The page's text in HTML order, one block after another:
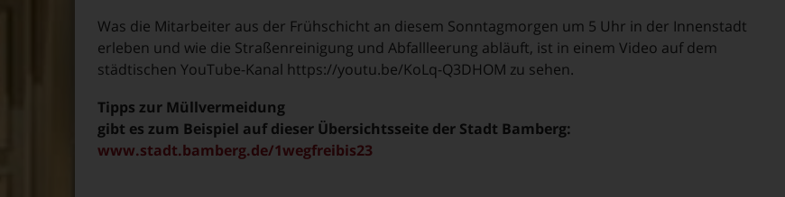
Was die Mitarbeiter aus der Frühschicht an diesem Sonntagmorgen um 5 Uhr in der Innenstadt
erleben und wie die Straßenreinigung und Abfallleerung abläuft, ist in einem Video auf dem
städtischen YouTube-Kanal https://youtu.be/KoLq-Q3DHOM zu sehen.
Tipps zur Müllvermeidung
gibt es zum Beispiel auf dieser Übersichtsseite der Stadt Bamberg:
www.stadt.bamberg.de/1wegfreibis23